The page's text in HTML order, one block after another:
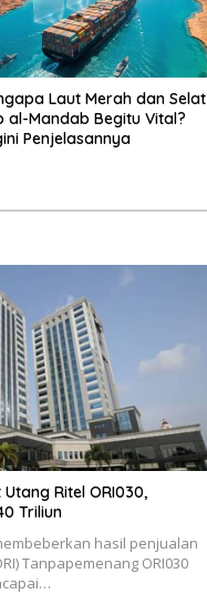
Laut Merah dan Selat
al-Mandab Begitu Vital?
Penjelasannya
Ritel ORI030,
Triliun
hasil penjualan
Tanpapemenang ORI030